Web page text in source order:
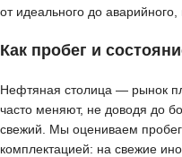
от идеального до
Как пробег и
Нефтяная столица — рынок
часто меняют, не доводя до
свежий. Мы оцениваем
комплектацией: на свежие